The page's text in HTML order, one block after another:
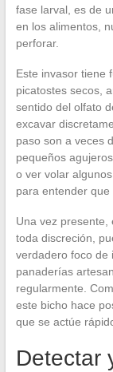
fase larval, es de
en los alimentos,
perforar.
Este invasor tiene
picatostes secos,
sentido del olfato
excavar
paso son a veces
pequeños
o ver volar
para entender que
Una vez presente,
toda discreción,
verdadero foco de
panaderías
regularmente.
este bicho hace
que se actúe
Detectar